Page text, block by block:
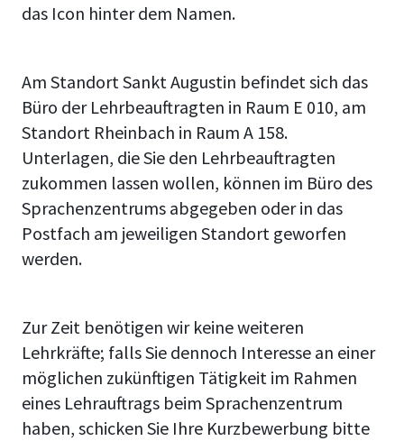
das Icon hinter dem Namen.
Am Standort Sankt Augustin befindet sich das
Büro der Lehrbeauftragten in Raum E 010, am
Standort Rheinbach in Raum A 158.
Unterlagen, die Sie den Lehrbeauftragten
zukommen lassen wollen, können im Büro des
Sprachenzentrums abgegeben oder in das
Postfach am jeweiligen Standort geworfen
werden.
Zur Zeit benötigen wir keine weiteren
Lehrkräfte; falls Sie dennoch Interesse an einer
möglichen zukünftigen Tätigkeit im Rahmen
eines Lehrauftrags beim Sprachenzentrum
haben, schicken Sie Ihre Kurzbewerbung bitte